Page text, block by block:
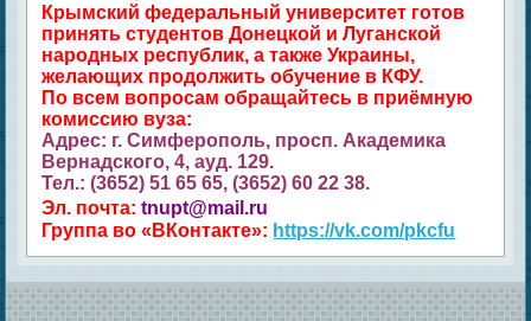
Крымский федеральный университет готов
принять студентов Донецкой и Луганской
народных республик, а также Украины,
желающих продолжить обучение в КФУ.
По всем вопросам обращайтесь в приёмную
комиссию вуза:
Адрес: г. Симферополь, просп. Академика
Вернадского, 4, ауд. 129.
Тел.: (3652) 51 65 65, (3652) 60 22 38.
Эл. почта:tnupt@mail.ru
Группа во «ВКонтакте»: https://vk.com/pkcfu